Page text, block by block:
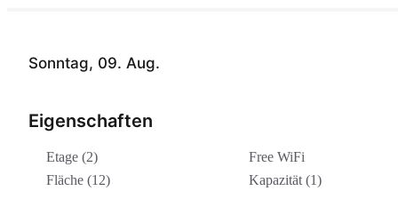
Sonntag, 09. Aug.
Eigenschaften
Etage (2)
Free WiFi
Fläche (12)
Kapazität (1)